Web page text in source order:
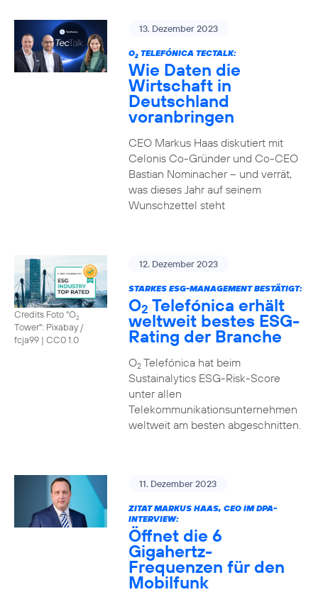
13. Dezember 2023
O2TELEFÓNICA TECTALK:
Wie Daten die
Wirtschaft in
Deutschland
voranbringen
CEO Markus Haas diskutiert mit
Celonis Co-Gründer und Co-CEO
Bastian Nominacher – und verrät,
was dieses Jahr auf seinem
Wunschzettel steht
Credits Foto "O2
Tower": Pixabay /
fcja99 | CC0 1.0
12. Dezember 2023
STARKES ESG-MANAGEMENT BESTÄTIGT:
O2 Telefónica erhält
weltweit bestes ESG-
Rating der Branche
O2Telefónica hat beim
Sustainalytics ESG-Risk-Score
unter allen
Telekommunikationsunternehmen
weltweit am besten abgeschnitten.
11. Dezember 2023
ZITAT MARKUS HAAS, CEO IM DPA-
INTERVIEW:
Öffnet die 6
Gigahertz-
Frequenzen für den
Mobilfunk